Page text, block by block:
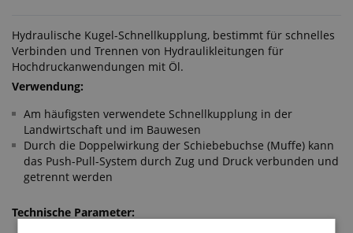
Hydraulische Kugel-Schnellkupplung, bestimmt für schnelles
Verbinden und Trennen von Hydraulikleitungen für
Hochdruckanwendungen mit Öl.
Verwendung:
Am häufigsten verwendete Schnellkupplung in der
Landwirtschaft und im Bauwesen
Durch die Doppelwirkung der Schiebebuchse (Muffe) kann
das Push-Pull-System durch Zug und Druck verbunden und
getrennt werden
Technische Parameter: